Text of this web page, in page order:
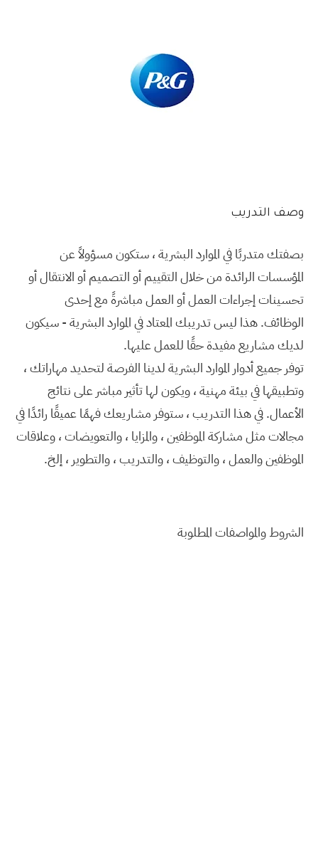
وصف التدريب
بصفتك متدربًا في الموارد البشرية ، ستكون مسؤولاً عن
المؤسسات الرائدة من خلال التقييم أو التصميم أو الانتقال أو
تحسينات إجراءات العمل أو العمل مباشرةً مع إحدى
الوظائف.هذا ليس تدريبك المعتاد في الموارد البشرية - سيكون
لديك مشاريع مفيدة حقًا للعمل عليها.
توفر جميع أدوار الموارد البشرية لدينا الفرصة لتحديد مهاراتك ،
وتطبيقها في بيئة مهنية ، ويكون لها تأثير مباشر على نتائج
الأعمال.في هذا التدريب ، ستوفر مشاريعك فهمًا عميقًا رائدًا في
مجالات مثل مشاركة الموظفين ، والمزايا ، والتعويضات ، وعلاقات
الموظفين والعمل ، والتوظيف ، والتدريب ، والتطوير ، إلخ.
الشروط والمواصفات المطلوبة